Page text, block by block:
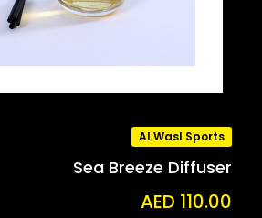
Al Wasl Sports
Sea Breeze Diffuser
AED 110.00